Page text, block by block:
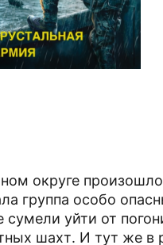
округе
группа особо
сумели уйти от
шахт. И тут же в